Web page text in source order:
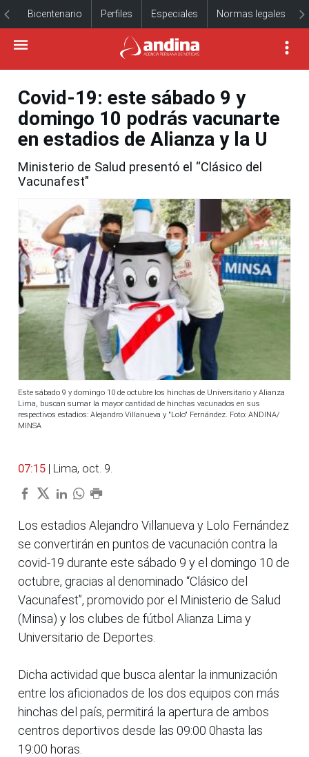
Bicentenario Perfiles Especiales Normas legales
Covid-19: este sábado 9 y
domingo 10 podrás vacunarte
en estadios de Alianza y la U
Ministerio de Salud presentó el “Clásico del
Vacunafest"
Este sábado 9 y domingo 10 de octubre los hinchas de Universitario y Alianza
Lima, buscan sumar la mayor cantidad de hinchas vacunados en sus
respectivos estadios: Alejandro Villanueva y "Lolo" Fernández. Foto: ANDINA/
MINSA
07:15 | Lima, oct. 9.
Los estadios Alejandro Villanueva y Lolo Fernández
se convertirán en puntos de vacunación contra la
covid-19 durante este sábado 9 y el domingo 10 de
octubre, gracias al denominado “Clásico del
Vacunafest”, promovido por el Ministerio de Salud
(Minsa) y los clubes de fútbol Alianza Lima y
Universitario de Deportes.
Dicha actividad que busca alentar la inmunización
entre los aficionados de los dos equipos con más
hinchas del país, permitirá la apertura de ambos
centros deportivos desde las 09:00 0hasta las
19:00 horas.